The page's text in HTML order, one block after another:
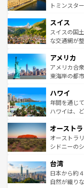
らに、パリ
れる地方に
を参照して
してライン
は、お酒好きな
ドイツ情報は
トミンスタ
リアごとに
ティー、ビ
戦など、本
ンツ一覧を
スイス
スイスの国
な交通網が
の建物がそ
博物館もあ
ことができ
ば市内交通費
着のスイス
アメリカ
アメリカ合
東海岸の都
のような巨
ンメントが
西部には大
部のニュー
文化が魅力
しみながら
ならではの贅沢な旅
情報はコン
ハワイ
年間を通じ
ハワイは、
ワイ島は見
島だが、静
おすすめ。
れるおもて
人々、おい
ク、伝統的
オースト
オーストラ
シドニーの
リアリーフ
ク）、タス
ど、見どこ
台湾
日本から約
自然が織り